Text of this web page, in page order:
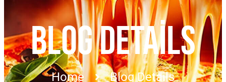
BLOG DETAILS
Home Blog Details